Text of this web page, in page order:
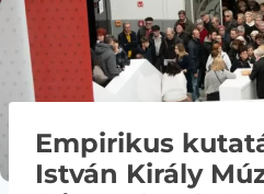
Empirikus
István Király